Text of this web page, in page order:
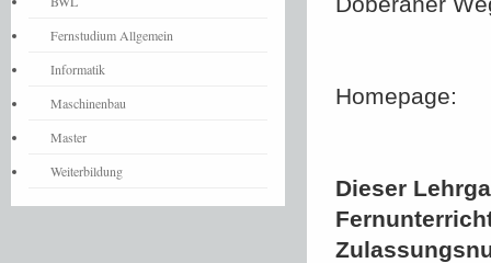
Homepage:
Dieser
Fernstudium Allgemein
Informatik
Maschinenbau
Master
Weiterbildung